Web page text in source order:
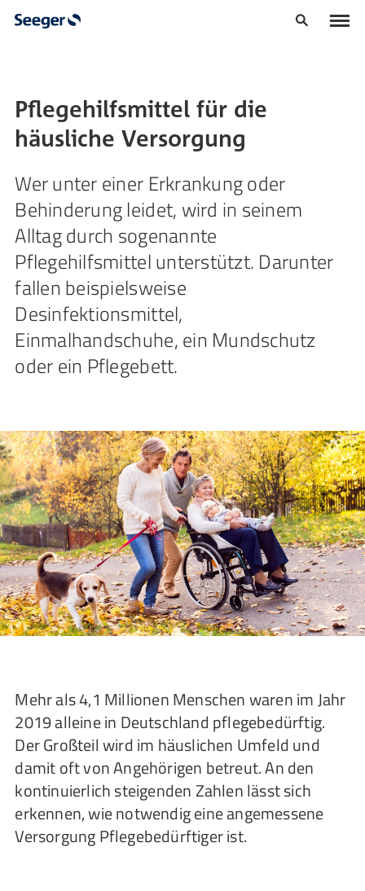
Pflegehilfsmittel für die
häusliche Versorgung
Wer unter einer Erkrankung oder
Behinderung leidet, wird in seinem
Alltag durch sogenannte
Pflegehilfsmittel unterstützt. Darunter
fallen beispielsweise
Desinfektionsmittel,
Einmalhandschuhe, ein Mundschutz
oder ein Pflegebett.
Mehr als 4,1 Millionen Menschen waren im Jahr
2019 alleine in Deutschland pflegebedürftig.
Der Großteil wird im häuslichen Umfeld und
damit oft von Angehörigen betreut. An den
kontinuierlich steigenden Zahlen lässt sich
erkennen, wie notwendig eine angemessene
Versorgung Pflegebedürftiger ist.